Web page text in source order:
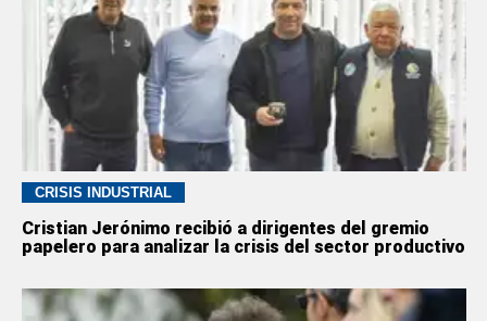
CRISIS INDUSTRIAL
Cristian Jerónimo recibió a dirigentes del gremio
papelero para analizar la crisis del sector productivo